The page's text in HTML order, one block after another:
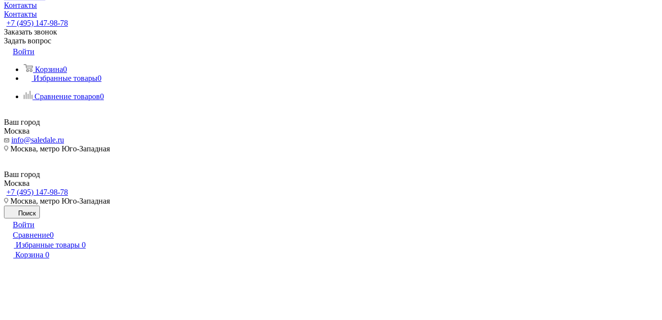
Контакты
Контакты
+7 (495) 147-98-78
Заказать звонок
Задать вопрос
Войти
Корзина0
Избранные товары0
Сравнение товаров0
Ваш город
Москва
info@saledale.ru
Москва, метро Юго-Западная
Ваш город
Москва
+7 (495) 147-98-78
Москва, метро Юго-Западная
Поиск
Войти
Сравнение0
Избранные товары 0
Корзина 0